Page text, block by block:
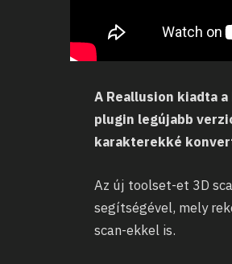
A Reallusion kiadta a
plugin legújabb
karakterekké
Az új toolset-et 3D
segítségével, mely
scan-ekkel is.